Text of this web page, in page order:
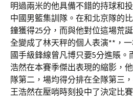
明過兩米的他具備不錯的持球和
中國男籃集訓隊。在和北京隊的
鐘獲得25分，而與他對位這場荒
全變成了林天秤的個人表演**，
國手級鋒線曾凡博只要5分進賬
浩然在本賽季傑出表現的縮影，
隊第二，場均得分排在全隊第三
王浩然在壓哨時刻投中了決定比